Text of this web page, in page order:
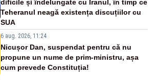
dificile și îndelungate cu Iranul, în timp ce
Teheranul neagă existența discuțiilor cu
SUA
6 aug. 2026, 11:24
Nicușor Dan, suspendat pentru că nu
propune un nume de prim-ministru, așa
cum prevede Constituția!